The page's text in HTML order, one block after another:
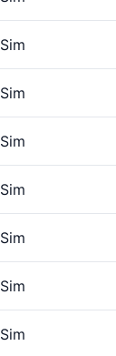
Sim
Sim
Sim
Sim
Sim
Sim
Sim